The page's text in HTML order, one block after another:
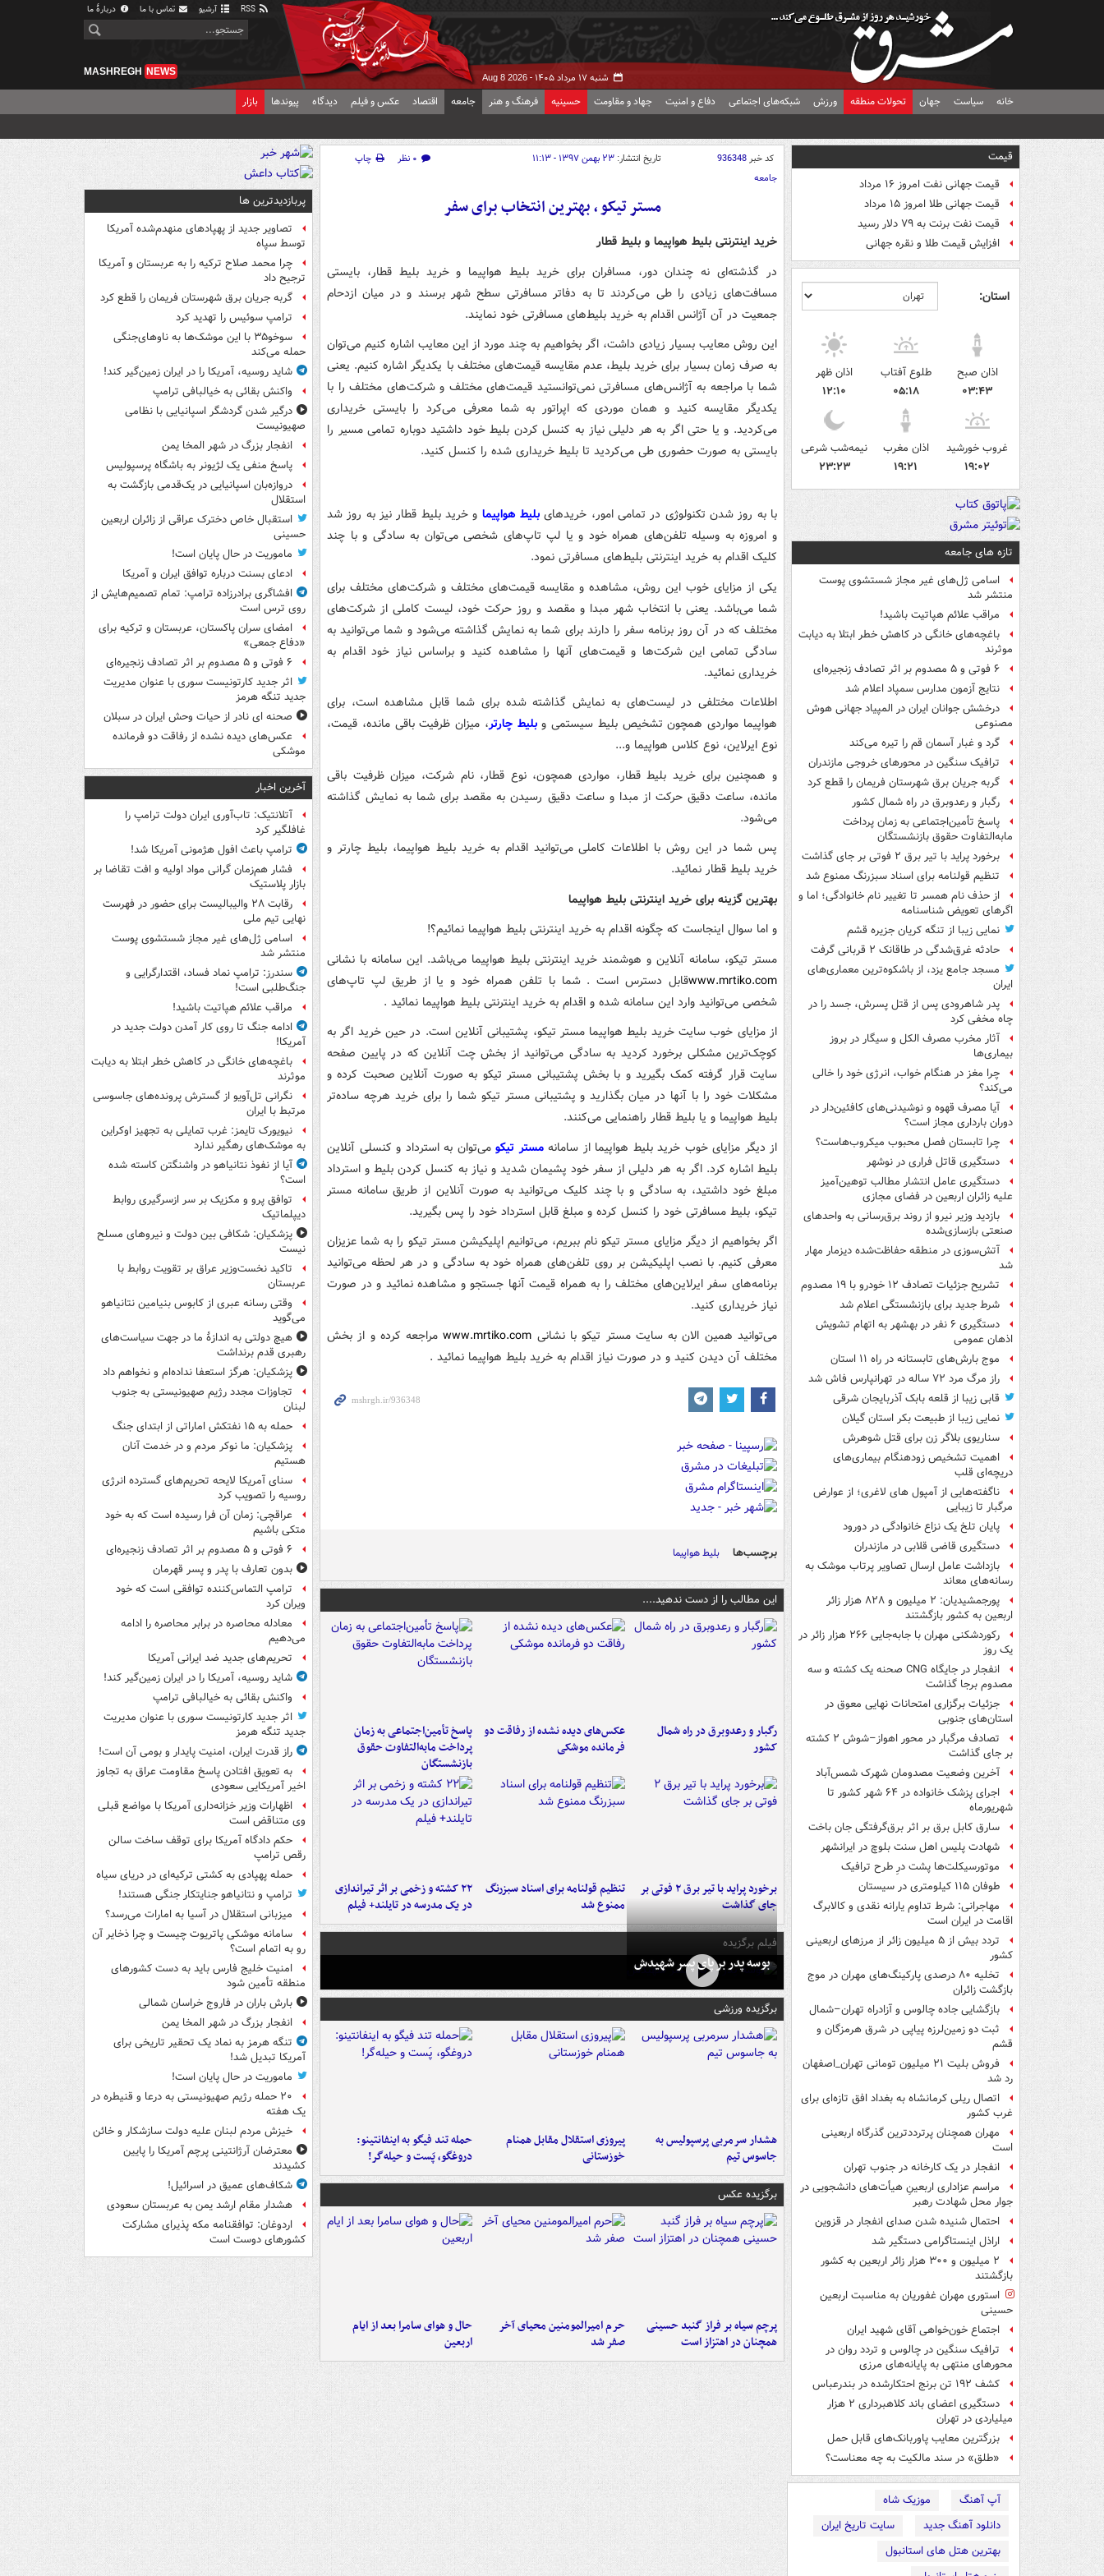
آرشیو تماس با ما دربارهٔ ما
شنبه ۱۷ مرداد ۱۴۰۵ - Aug 8 2026
MASHREGH NEWS
خانه سیاست جهان تحولات منطقه ورزش شبکه‌های اجتماعی دفاع و امنیت جهاد و مقاومت حسینیه فرهنگ و هنر جامعه اقتصاد عکس و فیلم دیدگاه پیوندها بازار
قیمت
قیمت جهانی نفت امروز ۱۶ مرداد
قیمت جهانی طلا امروز ۱۵ مرداد
قیمت نفت برنت به ۷۹ دلار رسید
افزایش قیمت طلا و نقره جهانی
استان:
اذان صبح
۰۳:۴۳
طلوع آفتاب
۰۵:۱۸
اذان ظهر
۱۲:۱۰
غروب خورشید
۱۹:۰۲
اذان مغرب
۱۹:۲۱
نیمه‌شب شرعی
۲۳:۲۳
تازه های جامعه
اسامی ژل‌های غیر مجاز شستشوی پوست
منتشر شد
مراقب علائم هپاتیت باشید!
باغچه‌های خانگی در کاهش خطر ابتلا به دیابت
موثرند
۶ فوتی و ۵ مصدوم بر اثر تصادف زنجیره‌ای
نتایج آزمون مدارس سمپاد اعلام شد
درخشش جوانان ایران در المپیاد جهانی هوش
مصنوعی
گرد و غبار آسمان قم را تیره می‌کند
ترافیک سنگین در محورهای خروجی مازندران
گربه جریان برق شهرستان فریمان را قطع کرد
رگبار و رعدوبرق در راه شمال کشور
پاسخ تأمین‌اجتماعی به زمان پرداخت
مابه‌التفاوت حقوق بازنشستگان
برخورد پراید با تیر برق ۲ فوتی بر جای گذاشت
تنظیم قولنامه برای اسناد سبزرنگ ممنوع شد
از حذف نام همسر تا تغییر نام خانوادگی؛ اما و
اگرهای تعویض شناسنامه
نمایی زیبا از تنگه کریان جزیره قشم
حادثه غرق‌شدگی در طاقانک ۲ قربانی گرفت
مسجد جامع یزد، از باشکوه‌ترین معماری‌های
ایران
پدر شاهرودی پس از قتل پسرش، جسد را در
چاه مخفی کرد
آثار مخرب مصرف الکل و سیگار در بروز
بیماری‌ها
چرا مغز در هنگام خواب، انرژی خود را خالی
می‌کند؟
آیا مصرف قهوه و نوشیدنی‌های کافئین‌دار در
دوران بارداری مجاز است؟
چرا تابستان فصل محبوب میکروب‌هاست؟
دستگیری قاتل فراری در نوشهر
دستگیری عامل انتشار مطالب توهین‌آمیز
علیه زائران اربعین در فضای مجازی
بازدید وزیر نیرو از روند برق‌رسانی به واحدهای
صنعتی بازسازی‌شده
آتش‌سوزی در منطقه حفاظت‌شده دیزمار مهار
شد
تشریح جزئیات تصادف ۱۲ خودرو با ۱۹ مصدوم
شرط جدید برای بازنشستگی اعلام شد
دستگیری ۶ نفر در بهشهر به اتهام تشویش
اذهان عمومی
موج بارش‌های تابستانه در راه ۱۱ استان
راز مرگ مرد ۷۲ ساله در تهرانپارس فاش شد
قابی زیبا از قلعه بابک آذربایجان شرقی
نمایی زیبا از طبیعت بکر استان گیلان
سناریوی بلاگر زن برای قتل شوهرش
اهمیت تشخیص زودهنگام بیماری‌های
دریچه‌ای قلب
ناگفته‌هایی از آمپول های لاغری؛ از عوارض
مرگبار تا زیبایی
پایان تلخ یک نزاع خانوادگی در دورود
دستگیری قاضی قلابی در مازندران
بازداشت عامل ارسال تصاویر پرتاب موشک به
رسانه‌های معاند
پورجمشیدیان: ۲ میلیون و ۸۲۸ هزار زائر
اربعین به کشور بازگشتند
رکوردشکنی مهران با جابه‌جایی ۲۶۶ هزار زائر در
یک روز
انفجار در جایگاه CNG صحنه یک کشته و سه
مصدوم برجا گذاشت
جزئیات برگزاری امتحانات نهایی معوق در
استان‌های جنوبی
تصادف مرگبار در محور اهواز–شوش ۲ کشته
بر جای گذاشت
آخرین وضعیت مصدومان شهرک شمس‌آباد
اجرای پزشک خانواده در ۶۴ شهر کشور تا
شهریورماه
سارق کابل برق بر اثر برق‌گرفتگی جان باخت
شهادت پلیس اهل سنت بلوچ در ایرانشهر
موتورسیکلت‌ها پشت درِ طرح ترافیک
طوفان ۱۱۵ کیلومتری در سیستان
مهاجرانی: شرط تداوم یارانه نقدی و کالابرگ
اقامت در ایران است
تردد بیش از ۵ میلیون زائر از مرزهای اربعینی
کشور
تخلیه ۸۰ درصدی پارکینگ‌های مهران در موج
بازگشت زائران
بازگشایی جاده چالوس و آزادراه تهران–شمال
ثبت دو زمین‌لرزه پیاپی در شرق هرمزگان و
قشم
فروش بلیت ۲۱ میلیون تومانی تهران_اصفهان
رد شد
اتصال ریلی کرمانشاه به بغداد افق تازه‌ای برای
غرب کشور
مهران همچنان پرترددترین گذرگاه اربعینی
است
انفجار در یک کارخانه در جنوب تهران
مراسم عزاداری اربعینِ هیأت‌های دانشجویی در
جوار محل شهادت رهبر
احتمال شنیده شدن صدای انفجار در قزوین
اراذل اینستاگرامی دستگیر شد
۲ میلیون و ۳۰۰ هزار زائر اربعین به کشور
بازگشتند
استوری مهران غفوریان به مناسبت اربعین
حسینی
اجتماع خون‌خواهی آقای شهید ایران
ترافیک سنگین در چالوس و تردد روان در
محورهای منتهی به پایانه‌های مرزی
کشف ۱۹۲ تن برنج احتکارشده در بندرعباس
دستگیری اعضای باند کلاهبرداری ۲ هزار
میلیاردی در تهران
بزرگترین معایب پاوربانک‌های قابل حمل
«طلق» در سند مالکیت به چه معناست؟
آپ آهنگ
موزیک شاه
دانلود آهنگ جدید
سایت تاریخ ایران
بهترین هتل های استانبول
کد خبر936348 تاریخ انتشار: ۲۳ بهمن ۱۳۹۷ - ۱۱:۱۳ ۰ نظر
چاپ
جامعه
مستر تیکو ، بهترین انتخاب برای سفر
خرید اینترنتی بلیط هواپیما و بلیط قطار
در گذشته‌ای نه چندان دور، مسافران برای خرید بلیط هواپیما و خرید بلیط قطار، بایستی
مسافت‌های زیادی را طی می‌کردند تا به دفاتر مسافرتی سطح شهر برسند و در میان ازدحام
جمعیت در آن آژانس اقدام به خرید بلیط‌های مسافرتی خود نمایند.
این روش معایب بسیار زیادی داشت، اگر بخواهیم به چند مورد از این معایب اشاره کنیم می‌توان
به صرف زمان بسیار برای خرید بلیط، عدم مقایسه قیمت‌های مختلف با یکدیگر اشاره کنیم. یعنی
شما با مراجعه به آژانس‌های مسافرتی نمی‌توانستید قیمت‌های مختلف و شرکت‌های مختلف را با
یکدیگر مقایسه کنید و همان موردی که اپراتور به شما معرفی می‌کرد را بایستی خریداری
می‌کردید. و یا حتی اگر به هر دلیلی نیاز به کنسل کردن بلیط خود داشتید دوباره تمامی مسیر را
بایستی به صورت حضوری طی می‌کردید تا بلیط خریداری شده را کنسل کنید.
با به روز شدن تکنولوژی در تمامی امور، خریدهایبلیط هواپیما و خرید بلیط قطار نیز به روز شد
و امروزه به وسیله تلفن‌های همراه خود و یا لپ تاپ‌های شخصی می‌توان به سادگی و با چند
کلیک اقدام به خرید اینترنتی بلیط‌های مسافرتی نمود.
یکی از مزایای خوب این روش، مشاهده و مقایسه قیمت‌های مختلف و شرکت‌های مختلف برای
شما می‌باشد. یعنی با انتخاب شهر مبدا و مقصد و روز حرکت خود، لیست کاملی از شرکت‌های
مختلف که در آن روز برنامه سفر را دارند برای شما به نمایش گذاشته می‌شود و شما می‌توانید به
سادگی تمامی این شرکت‌ها و قیمت‌های آنها را مشاهده کنید و براساس نیاز خود اقدام به
خریداری نمائید.
اطلاعات مختلفی در لیست‌های به نمایش گذاشته شده برای شما قابل مشاهده است، برای
هواپیما مواردی همچون تشخیص بلیط سیستمی وبلیط چارتر، میزان ظرفیت باقی مانده، قیمت،
نوع ایرلاین، نوع کلاس هواپیما و...
و همچنین برای خرید بلیط قطار، مواردی همچون، نوع قطار، نام شرکت، میزان ظرفیت باقی
مانده، ساعت دقیق حرکت از مبدا و ساعت دقیق رسیدن به مقصد برای شما به نمایش گذاشته
می‌شود.
پس شما در این روش با اطلاعات کاملی می‌توانید اقدام به خرید بلیط هواپیما، بلیط چارتر و
خرید بلیط قطار نمائید.
بهترین گزینه برای خرید اینترنتی بلیط هواپیما
و اما سوال اینجاست که چگونه اقدام به خرید اینترنتی بلیط هواپیما نمائیم؟!
مستر تیکو، سامانه آنلاین و هوشمند خرید اینترنتی بلیط هواپیما می‌باشد. این سامانه با نشانی
www.mrtiko.comقابل دسترس است . شما با تلفن همراه خود و یا از طریق لپ تاپ‌های
شخصی می‌توانید وارد این سامانه شده و اقدام به خرید اینترنتی بلیط هواپیما نمائید .
از مزایای خوب سایت خرید بلیط هواپیما مستر تیکو، پشتیبانی آنلاین است. در حین خرید اگر به
کوچک‌ترین مشکلی برخورد کردید به سادگی می‌توانید از بخش چت آنلاین که در پایین صفحه
سایت قرار گرفته کمک بگیرید و با بخش پشتیبانی مستر تیکو به صورت آنلاین صحبت کرده و
مشکلات خود را با آنها در میان بگذارید و پشتیبانی مستر تیکو شما را برای خرید هرچه ساده‌تر
بلیط هواپیما و یا بلیط قطار راهنمایی می‌کنند.
از دیگر مزایای خوب خرید بلیط هواپیما از سامانه مستر تیکو می‌توان به استرداد و کنسلی آنلاین
بلیط اشاره کرد. اگر به هر دلیلی از سفر خود پشیمان شدید و نیاز به کنسل کردن بلیط و استرداد
مبلغ خود داشتید، به سادگی و با چند کلیک می‌توانید به صورت آنلاین از طریق سامانه مستر
تیکو، بلیط مسافرتی خود را کنسل کرده و مبلغ قابل استرداد خود را پس بگیرید.
اگر بخواهیم از دیگر مزایای مستر تیکو نام ببریم، می‌توانیم اپلیکیشن مستر تیکو را به شما عزیزان
معرفی کنیم. با نصب اپلیکیشن بر روی تلفن‌های همراه خود به سادگی و در هر لحظه می‌توانید
برنامه‌های سفر ایرلاین‌های مختلف را به همراه قیمت آنها جستجو و مشاهده نمائید و در صورت
نیاز خریداری کنید.
می‌توانید همین الان به سایت مستر تیکو با نشانی
مراجعه کرده و از بخش
مختلف آن دیدن کنید و در صورت نیاز اقدام به خرید بلیط هواپیما نمائید .
برچسب‌ها بلیط هواپیما
این مطالب را از دست ندهید....
رگبار و رعدوبرق در راه شمال
کشور
عکس‌های دیده نشده از رفاقت دو
فرمانده‌ موشکی
پاسخ تأمین‌اجتماعی به زمان
پرداخت مابه‌التفاوت حقوق
بازنشستگان
برخورد پراید با تیر برق ۲ فوتی بر
جای گذاشت
تنظیم قولنامه برای اسناد سبزرنگ
ممنوع شد
۲۲ کشته و زخمی بر اثر تیراندازی
در یک مدرسه در تایلند+ فیلم
فیلم برگزیده
بوسه‌ پدر بر پای پسر شهیدش
برگزیده ورزشی
هشدار سرمربی پرسپولیس به
جاسوس تیم
پیروزی استقلال مقابل همنام
خوزستانی
حمله تند فیگو به اینفانتینو:
دروغگو، پَست‌ و حیله‌گر!
برگزیده عکس
پرچم سیاه بر فراز گنبد حسینی
همچنان در اهتزاز است
حرم امیرالمومنین محیای آخر
صفر شد
حال و هوای سامرا بعد از ایام
اربعین
پربازدیدترین ها
تصاویر جدید از پهپادهای منهدم‌شده آمریکا
توسط سپاه
چرا محمد صلاح ترکیه را به عربستان و آمریکا
ترجیح داد
گربه جریان برق شهرستان فریمان را قطع کرد
ترامپ سوئیس را تهدید کرد
سوخو۳۵ با این موشک‌ها به ناوهای‌جنگی
حمله می‌کند
شاید روسیه، آمریکا را در ایران زمین‌گیر کند!
واکنش بقائی به خیالبافی ترامپ
درگیر شدن گردشگر اسپانیایی با نظامی
صهیونیست
انفجار بزرگ در شهر المخا یمن
پاسخ منفی یک لژیونر به باشگاه پرسپولیس
دروازه‌بان اسپانیایی در یک‌قدمی بازگشت به
استقلال
استقبال خاص دخترک عراقی از زائران اربعین
حسینی
ماموریت در حال پایان است!
ادعای بسنت درباره توافق ایران و آمریکا
افشاگری برادرزاده ترامپ: تمام تصمیم‌هایش از
روی ترس است
امضای سران پاکستان، عربستان و ترکیه برای
«دفاع جمعی»
۶ فوتی و ۵ مصدوم بر اثر تصادف زنجیره‌ای
اثر جدید کارتونیست سوری با عنوان مدیریت
جدید تنگه هرمز
صحنه ای نادر از حیات وحش ایران در سبلان
عکس‌های دیده نشده از رفاقت دو فرمانده‌
موشکی
آخرین اخبار
آتلانتیک: تاب‌آوری ایران دولت ترامپ را
غافلگیر کرد
ترامپ باعث افول هژمونی آمریکا شد!
فشار هم‌زمان گرانی مواد اولیه و افت تقاضا بر
بازار پلاستیک
رقابت ۲۸ والیبالیست برای حضور در فهرست
نهایی تیم ملی
اسامی ژل‌های غیر مجاز شستشوی پوست
منتشر شد
سندرز: ترامپ نماد فساد، اقتدارگرایی و
جنگ‌طلبی است!
مراقب علائم هپاتیت باشید!
ادامه جنگ تا روی کار آمدن دولت جدید در
آمریکا!
باغچه‌های خانگی در کاهش خطر ابتلا به دیابت
موثرند
نگرانی تل‌آویو از گسترش پرونده‌های جاسوسی
مرتبط با ایران
نیویورک تایمز: غرب تمایلی به تجهیز اوکراین
به موشک‌های رهگیر ندارد
آیا از نفوذ نتانیاهو در واشنگتن کاسته شده
است؟
توافق پرو و مکزیک بر سر ازسرگیری روابط
دیپلماتیک
پزشکیان: شکافی بین دولت و نیروهای مسلح
نیست
تاکید نخست‌وزیر عراق بر تقویت روابط با
عربستان
وقتی رسانه عبری از کابوس بنیامین نتانیاهو
می‌گوید
هیچ دولتی به اندازۀ ما در جهت سیاست‌های
رهبری قدم برنداشت
پزشکیان: هرگز استعفا نداده‌ام و نخواهم داد
تجاوزات مجدد رژیم صهیونیستی به جنوب
لبنان
حمله به ۱۵ نفتکش‌ اماراتی از ابتدای جنگ
پزشکیان: ما نوکر مردم و در خدمت آنان
هستیم
سنای آمریکا لایحه تحریم‌های گسترده انرژی
روسیه را تصویب کرد
عراقچی: زمان آن فرا رسیده است که به خود
متکی باشیم
۶ فوتی و ۵ مصدوم بر اثر تصادف زنجیره‌ای
بدون تعارف با پدر و پسر قهرمان
ترامپ التماس‌کننده توافقی است که خود
ویران کرد
معادله محاصره در برابر محاصره را ادامه
می‌دهیم
تحریم‌های جدید ضد ایرانی آمریکا
شاید روسیه، آمریکا را در ایران زمین‌گیر کند!
واکنش بقائی به خیالبافی ترامپ
اثر جدید کارتونیست سوری با عنوان مدیریت
جدید تنگه هرمز
راز قدرت ایران، امنیت پایدار و بومی آن است!
به تعویق افتادن پاسخ مقاومت عراق به تجاوز
اخیر آمریکایی سعودی
اظهارات وزیر خزانه‌داری آمریکا با مواضع قبلی
وی متناقض است
حکم دادگاه آمریکا برای توقف ساخت سالن
رقص ترامپ
حمله پهپادی به کشتی ترکیه‌ای در دریای سیاه
ترامپ و نتانیاهو جنایتکار جنگی هستند!
میزبانی استقلال در آسیا به امارات می‌رسد؟
سامانه موشکی پاتریوت چیست و چرا ذخایر آن
رو به اتمام است؟
امنیت خلیج فارس باید به دست کشورهای
منطقه تأمین شود
بارش باران در فاروج خراسان شمالی
انفجار بزرگ در شهر المخا یمن
تنگه هرمز به نماد یک تحقیر تاریخی برای
آمریکا تبدیل شد!
ماموریت در حال پایان است!
۲۰ حمله رژیم صهیونیستی به درعا و قنیطره در
یک هفته
خیزش مردم لبنان علیه دولت سازشکار و خائن
معترضان آرژانتینی پرچم آمریکا را پایین
کشیدند
شکاف‌های عمیق در اسرائیل!
هشدار مقام ارشد یمن به عربستان سعودی
اردوغان: توافقنامه مکه پذیرای مشارکت
کشورهای دوست است